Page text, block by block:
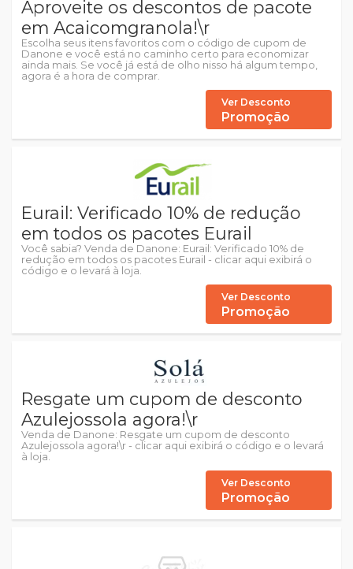
Aproveite os descontos de pacote
em Acaicomgranola!\r
Escolha seus itens favoritos com o código de cupom de
Danone e você está no caminho certo para economizar
ainda mais. Se você já está de olho nisso há algum tempo,
agora é a hora de comprar.
Ver Desconto
Promoção
Eurail: Verificado 10% de redução
em todos os pacotes Eurail
Você sabia? Venda de Danone: Eurail: Verificado 10% de
redução em todos os pacotes Eurail - clicar aqui exibirá o
código e o levará à loja.
Ver Desconto
Promoção
Resgate um cupom de desconto
Azulejossola agora!\r
Venda de Danone: Resgate um cupom de desconto
Azulejossola agora!\r - clicar aqui exibirá o código e o levará
à loja.
Ver Desconto
Promoção